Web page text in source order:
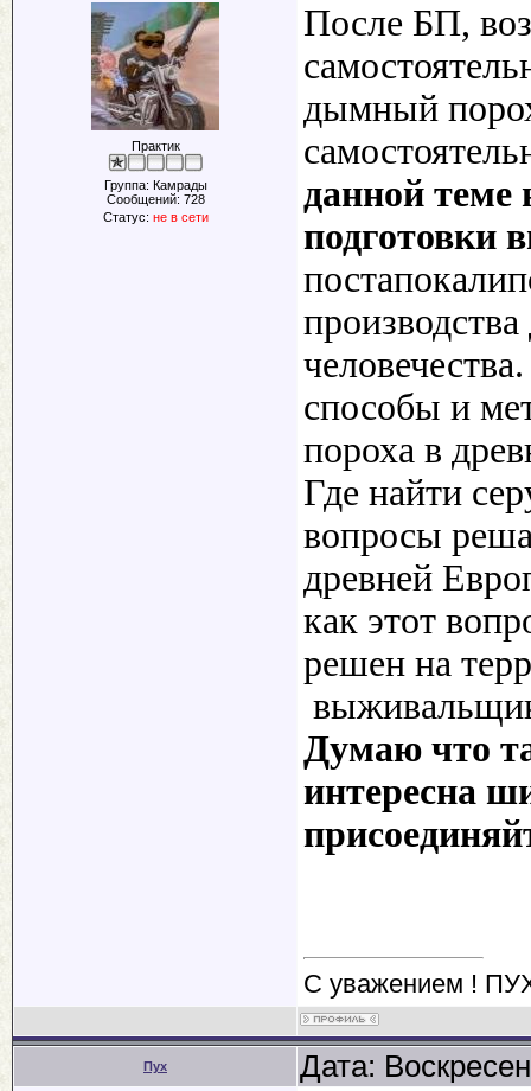
Практик
Группа: Камрады
Сообщений: 728
Статус: не в сети
После БП,
дымный
данной теме
подготовки
способы и
пороха в
Где найти
вопросы
древней
как этот
решен на
Думаю что
интересна
С уважением !
Пух Дата: